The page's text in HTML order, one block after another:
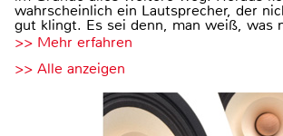
wahrscheinlich ein Lautsprecher, der
gut klingt. Es sei denn, man weiß, was
>> Mehr erfahren
>> Alle anzeigen